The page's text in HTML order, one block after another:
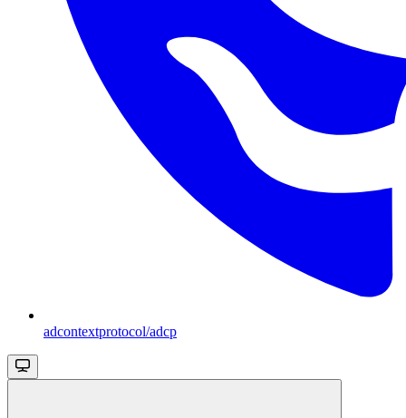
adcontextprotocol/adcp